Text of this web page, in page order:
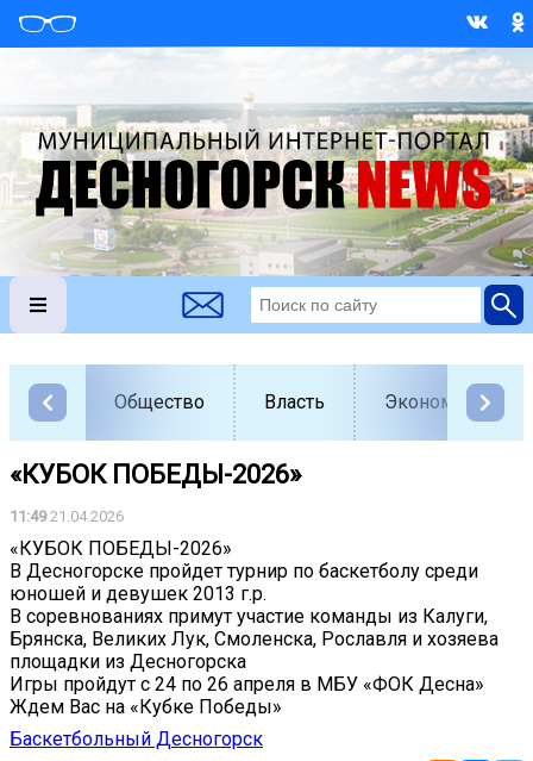
Общество Власть Экономика
«КУБОК ПОБЕДЫ-2026»
11:4921.04.2026
«КУБОК ПОБЕДЫ-2026»
В Десногорске пройдет турнир по баскетболу среди
юношей и девушек 2013 г.р.
В соревнованиях примут участие команды из Калуги,
Брянска, Великих Лук, Смоленска, Рославля и хозяева
площадки из Десногорска
Игры пройдут с 24 по 26 апреля в МБУ «ФОК Десна»️
Ждем Вас на «Кубке Победы»
Баскетбольный Десногорск